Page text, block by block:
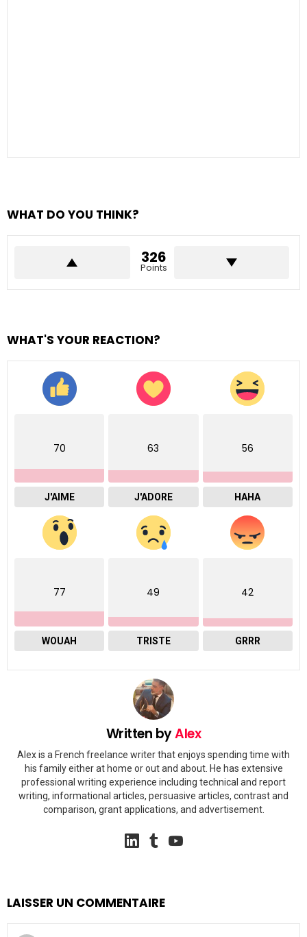
WHAT DO YOU THINK?
326
Points
WHAT'S YOUR REACTION?
70
J'AIME
63
J'ADORE
56
HAHA
77
WOUAH
49
TRISTE
42
GRRR
Written byAlex
Alex is a French freelance writer that enjoys spending time with
his family either at home or out and about. He has extensive
professional writing experience including technical and report
writing, informational articles, persuasive articles, contrast and
comparison, grant applications, and advertisement.
linkedin
LAISSER UN COMMENTAIRE